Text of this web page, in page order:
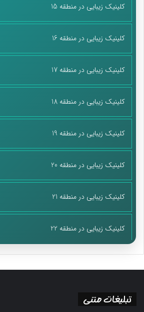
کلینیک زیبایی در منطقه 15
کلینیک زیبایی در منطقه 16
کلینیک زیبایی در منطقه 17
کلینیک زیبایی در منطقه 18
کلینیک زیبایی در منطقه 19
کلینیک زیبایی در منطقه 20
کلینیک زیبایی در منطقه 21
کلینیک زیبایی در منطقه 22
تبلیغات متنی